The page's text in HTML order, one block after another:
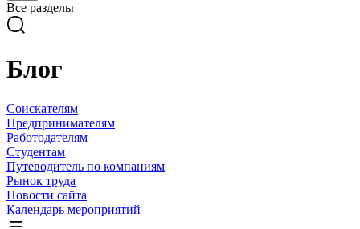
Все разделы
Блог
Соискателям
Предпринимателям
Работодателям
Студентам
Путеводитель по компаниям
Рынок труда
Новости сайта
Календарь мероприятий